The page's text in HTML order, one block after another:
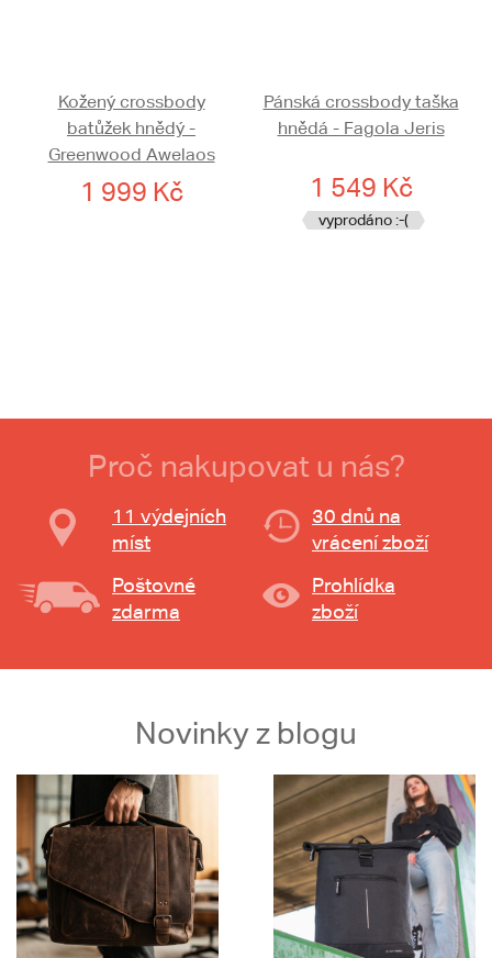
Kožený crossbody
batůžek hnědý -
Greenwood Awelaos
1 999 Kč
Pánská crossbody taška
hnědá - Fagola Jeris
1 549 Kč
vyprodáno :-(
Proč nakupovat u nás?
11 výdejních
míst
30 dnů na
vrácení zboží
Poštovné
zdarma
Prohlídka
zboží
Novinky z blogu